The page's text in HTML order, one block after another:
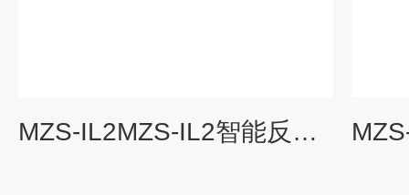
MZS-IL2MZS-IL2智能反转速监视仪